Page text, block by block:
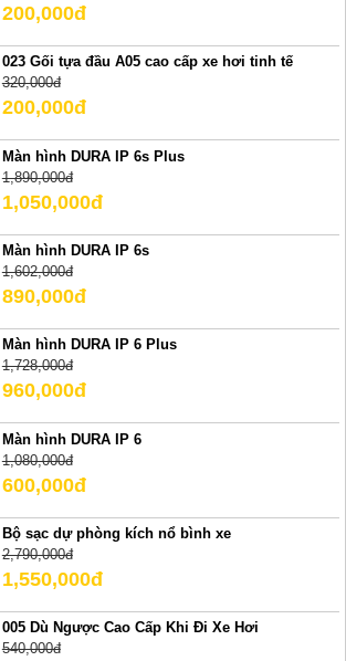
200,000đ
023 Gối tựa đầu A05 cao cấp xe hơi tinh tế
320,000đ
200,000đ
Màn hình DURA IP 6s Plus
1,890,000đ
1,050,000đ
Màn hình DURA IP 6s
1,602,000đ
890,000đ
Màn hình DURA IP 6 Plus
1,728,000đ
960,000đ
Màn hình DURA IP 6
1,080,000đ
600,000đ
Bộ sạc dự phòng kích nổ bình xe
2,790,000đ
1,550,000đ
005 Dù Ngược Cao Cấp Khi Đi Xe Hơi
540,000đ